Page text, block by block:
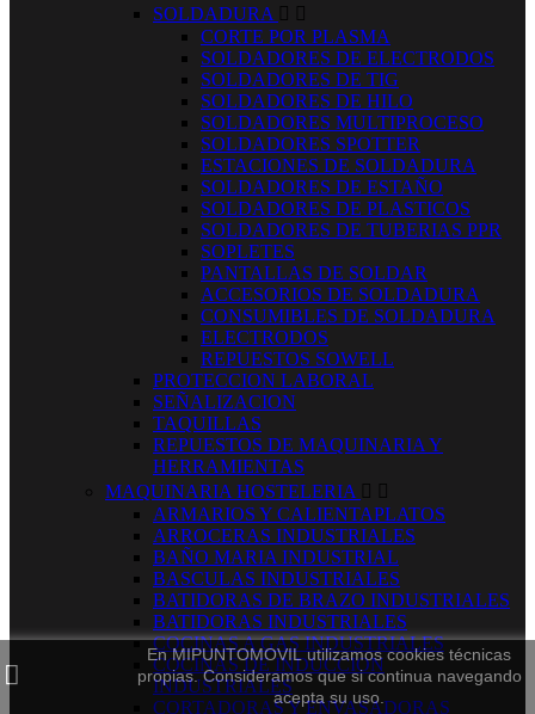
En MIPUNTOMOVIL utilizamos cookies técnicas
propias. Consideramos que si continua navegando
acepta su uso.
SOLDADURA  
CORTE POR PLASMA
SOLDADORES DE ELECTRODOS
SOLDADORES DE TIG
SOLDADORES DE HILO
SOLDADORES MULTIPROCESO
SOLDADORES SPOTTER
ESTACIONES DE SOLDADURA
SOLDADORES DE ESTAÑO
SOLDADORES DE PLASTICOS
SOLDADORES DE TUBERIAS PPR
SOPLETES
PANTALLAS DE SOLDAR
ACCESORIOS DE SOLDADURA
CONSUMIBLES DE SOLDADURA
ELECTRODOS
REPUESTOS SOWELL
PROTECCION LABORAL
SEÑALIZACION
TAQUILLAS
REPUESTOS DE MAQUINARIA Y
HERRAMIENTAS
MAQUINARIA HOSTELERIA  
ARMARIOS Y CALIENTAPLATOS
ARROCERAS INDUSTRIALES
BAÑO MARIA INDUSTRIAL
BASCULAS INDUSTRIALES
BATIDORAS DE BRAZO INDUSTRIALES
BATIDORAS INDUSTRIALES
COCINAS A GAS INDUSTRIALES
COCINAS DE INDUCCION
INDUSTRIALES
CORTADORAS Y ENVASADORAS